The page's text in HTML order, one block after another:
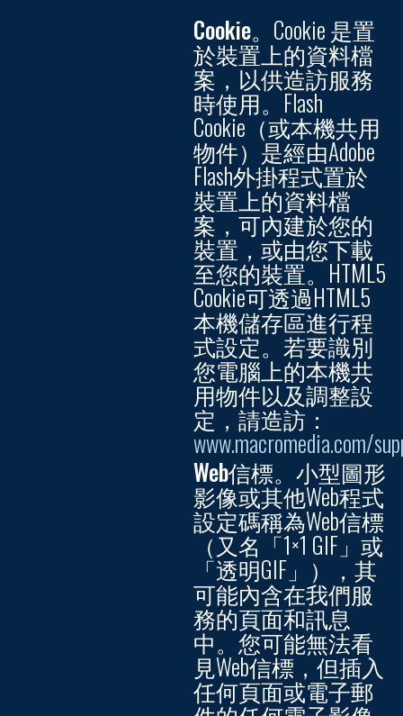
Cookie。 Cookie 是置
於裝置上的資料檔
案，以供造訪服務
時使用。Flash
Cookie（或本機共用
物件）是經由Adobe
Flash外掛程式置於
裝置上的資料檔
案，可內建於您的
裝置，或由您下載
至您的裝置。HTML5
Cookie可透過HTML5
本機儲存區進行程
式設定。若要識別
您電腦上的本機共
用物件以及調整設
定，請造訪：
www.macromedia.com/
Web信標。 小型圖形
影像或其他Web程式
設定碼稱為Web信標
（又名「1×1 GIF」或
「透明GIF」），其
可能內含在我們服
務的頁面和訊息
中。您可能無法看
見Web信標，但插入
任何頁面或電子郵